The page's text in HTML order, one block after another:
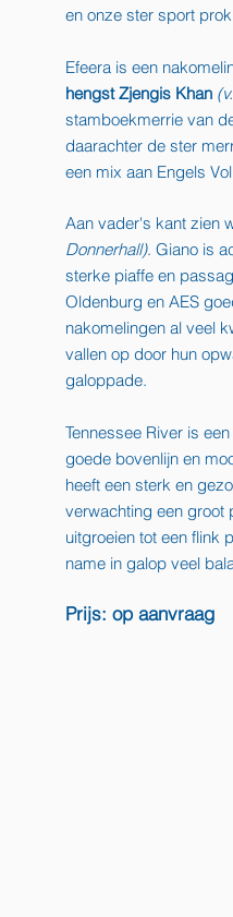
en onze ster sport
Efeera is een
hengst Zjengis Khan
stamboekmerrie van
daarachter de ster
een mix aan Engels
Aan vader's kant zien
Donnerhall). Giano is
sterke piaffe en
Oldenburg en AES
nakomelingen al veel
vallen op door hun
galoppade.
Tennessee River is
goede bovenlijn en m
heeft een sterk en
verwachting een groot
uitgroeien tot een flink
name in galop veel
Prijs: op aanvraag